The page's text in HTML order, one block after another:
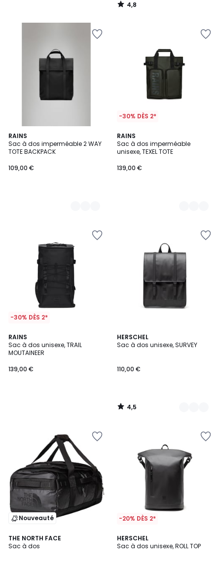
4,8
/
RAINS
Sac à dos imperméable 2 WAY
TOTE BACKPACK
109,00 €
2
Couleurs
-30% DÈS 2*
RAINS
Sac à dos imperméable
unisexe, TEXEL TOTE
139,00 €
2
Couleurs
-30% DÈS 2*
RAINS
Sac à dos unisexe, TRAIL
MOUTAINEER
139,00 €
HERSCHEL
Sac à dos unisexe, SURVEY
110,00 €
4,5
/ 5
2
Couleurs
4,5
/
Nouveauté
THE NORTH FACE
Sac à dos
4,8
/ 5
-20% DÈS 2*
HERSCHEL
Sac à dos unisexe, ROLL TOP
1
/
2
Couleurs